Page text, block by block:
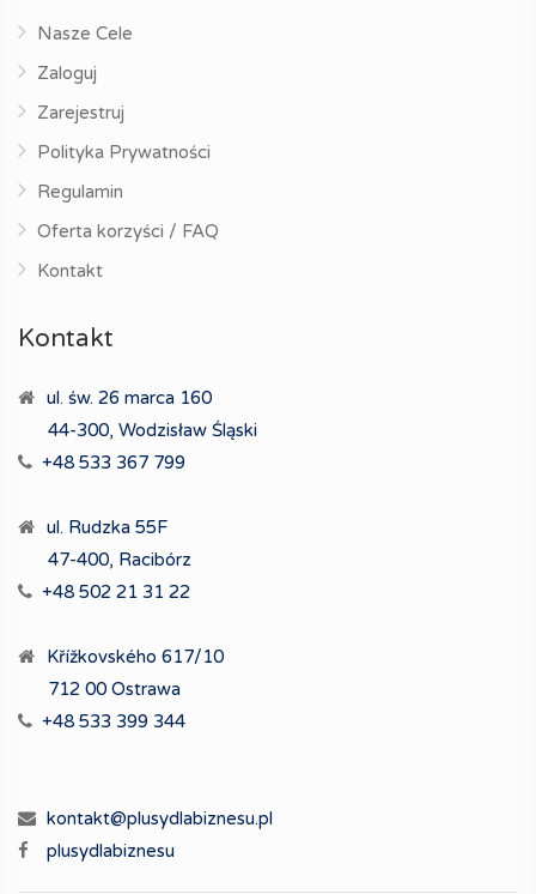
Nasze Cele
Zaloguj
Zarejestruj
Polityka Prywatności
Regulamin
Oferta korzyści / FAQ
Kontakt
Kontakt
ul. św. 26 marca 160
44-300, Wodzisław Śląski
+48 533 367 799
ul. Rudzka 55F
47-400, Racibórz
+48 502 21 31 22
Křížkovského 617/10
712 00 Ostrawa
+48 533 399 344
kontakt@plusydlabiznesu.pl
plusydlabiznesu